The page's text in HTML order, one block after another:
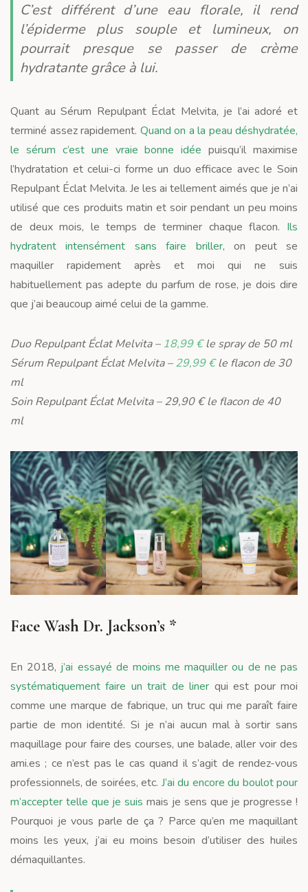
C’est différent d’une eau florale, il rend
l’épiderme plus souple et lumineux, on
pourrait presque se passer de crème
hydratante grâce à lui.
Quant au Sérum Repulpant Éclat Melvita, je l’ai adoré et
terminé assez rapidement. Quand on a la peau déshydratée,
le sérum c’est une vraie bonne idée puisqu’il maximise
l’hydratation et celui-ci forme un duo efficace avec le Soin
Repulpant Éclat Melvita. Je les ai tellement aimés que je n’ai
utilisé que ces produits matin et soir pendant un peu moins
de deux mois, le temps de terminer chaque flacon. Ils
hydratent intensément sans faire briller, on peut se
maquiller rapidement après et moi qui ne suis
habituellement pas adepte du parfum de rose, je dois dire
que j’ai beaucoup aimé celui de la gamme.
Duo Repulpant Éclat Melvita – 18,99 €le spray de 50 ml
Sérum Repulpant Éclat Melvita –29,99 €le flacon de 30
ml
Soin Repulpant Éclat Melvita – 29,90 € le flacon de 40
ml
Face Wash Dr. Jackson’s *
En 2018, j’ai essayé de moins me maquiller ou de ne pas
systématiquement faire un trait de liner qui est pour moi
comme une marque de fabrique, un truc qui me paraît faire
partie de mon identité. Si je n’ai aucun mal à sortir sans
maquillage pour faire des courses, une balade, aller voir des
ami.es ; ce n’est pas le cas quand il s’agit de rendez-vous
professionnels, de soirées, etc. J’ai du encore du boulot pour
m’accepter telle que je suis mais je sens que je progresse !
Pourquoi je vous parle de ça ? Parce qu’en me maquillant
moins les yeux, j’ai eu moins besoin d’utiliser des huiles
démaquillantes.